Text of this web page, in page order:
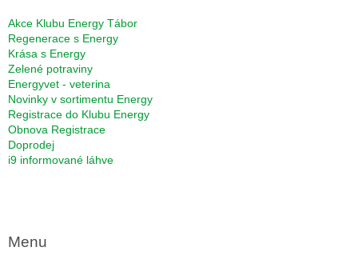
Akce Klubu Energy Tábor
Regenerace s Energy
Krása s Energy
Zelené potraviny
Energyvet - veterina
Novinky v sortimentu Energy
Registrace do Klubu Energy
Obnova Registrace
Doprodej
i9 informované láhve
Menu